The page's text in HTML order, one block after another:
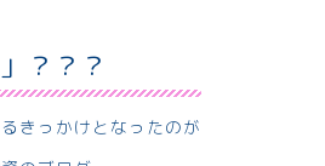
？？？
きっかけとなったのが